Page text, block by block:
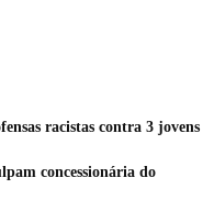
racistas contra 3 jovens
concessionária do